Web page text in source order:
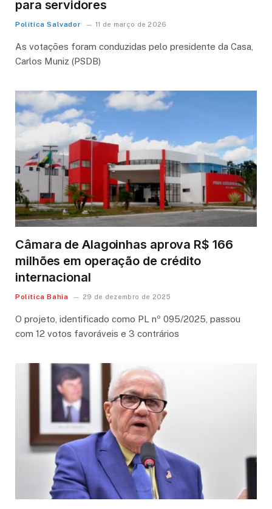
para servidores
Política Salvador 11 de março de 2026
As votações foram conduzidas pelo presidente da Casa,
Carlos Muniz (PSDB)
Câmara de Alagoinhas aprova R$ 166
milhões em operação de crédito
internacional
Política Bahia 29 de dezembro de 2025
O projeto, identificado como PL nº 095/2025, passou
com 12 votos favoráveis e 3 contrários